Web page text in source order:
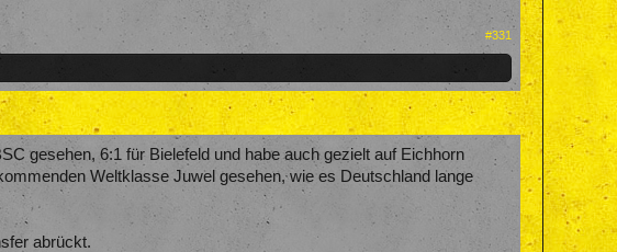
#331
gesehen, 6:1 für Bielefeld und habe auch gezielt auf Eichhorn
Weltklasse Juwel gesehen, wie es Deutschland lange
abrückt.